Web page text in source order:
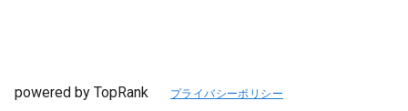
powered by TopRank プライバシーポリシー